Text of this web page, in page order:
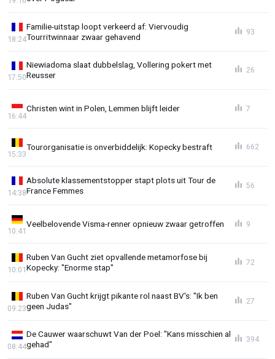
Familie-uitstap loopt verkeerd af: Viervoudig
Tourritwinnaar zwaar gehavend
18:24
93
Niewiadoma slaat dubbelslag, Vollering pokert met
Reusser
17:50
26
Christen wint in Polen, Lemmen blijft leider
16:44
7
Tourorganisatie is onverbiddelijk: Kopecky bestraft
15:33
662
Absolute klassementstopper stapt plots uit Tour de
France Femmes
14:38
56
Veelbelovende Visma-renner opnieuw zwaar getroffen
10:41
9
Ruben Van Gucht ziet opvallende metamorfose bij
Kopecky: "Enorme stap"
10:01
72
Ruben Van Gucht krijgt pikante rol naast BV's: "Ik ben
geen Judas"
09:23
27
De Cauwer waarschuwt Van der Poel: "Kans misschien al
gehad"
08:44
394